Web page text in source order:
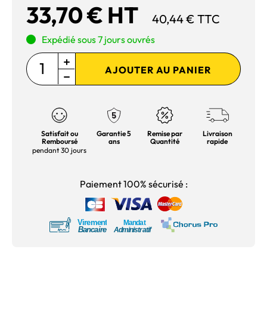
33,70 € HT 40,44 € TTC
Expédié sous 7 jours ouvrés
AJOUTER AU PANIER
Satisfait ou
Remboursé
pendant 30 jours
Garantie 5
ans
Remise par
Quantité
Livraison
rapide
Paiement 100% sécurisé :